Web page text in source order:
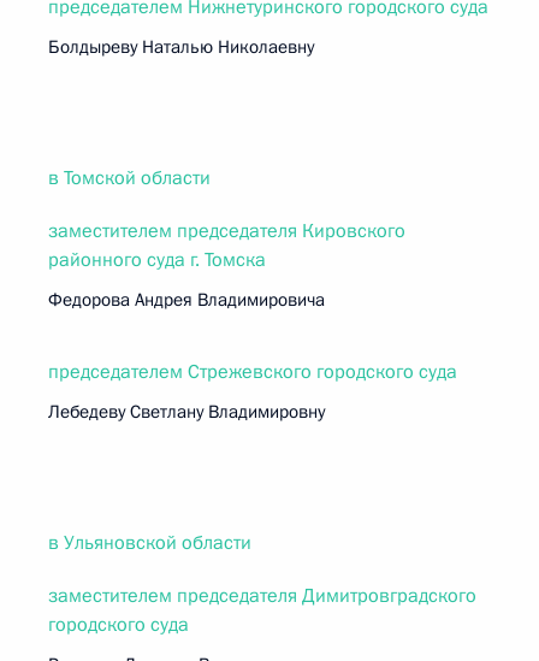
председателем Нижнетуринского городского суда
Болдыреву Наталью Николаевну
в Томской области
заместителем председателя Кировского
районного суда г. Томска
Федорова Андрея Владимировича
председателем Стрежевского городского суда
Лебедеву Светлану Владимировну
в Ульяновской области
заместителем председателя Димитровградского
городского суда